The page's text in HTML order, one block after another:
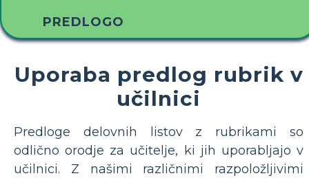
PREDLOGO
Uporaba predlog rubrik v
učilnici
Predloge delovnih listov z rubrikami so
odlično orodje za učitelje, ki jih uporabljajo v
učilnici. Z našimi različnimi razpoložljivimi